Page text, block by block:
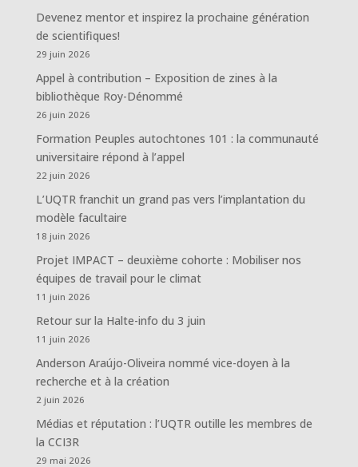
Devenez mentor et inspirez la prochaine génération
de scientifiques!
29 juin 2026
Appel à contribution – Exposition de zines à la
bibliothèque Roy-Dénommé
26 juin 2026
Formation Peuples autochtones 101 : la communauté
universitaire répond à l’appel
22 juin 2026
L’UQTR franchit un grand pas vers l’implantation du
modèle facultaire
18 juin 2026
Projet IMPACT – deuxième cohorte : Mobiliser nos
équipes de travail pour le climat
11 juin 2026
Retour sur la Halte-info du 3 juin
11 juin 2026
Anderson Araújo-Oliveira nommé vice-doyen à la
recherche et à la création
2 juin 2026
Médias et réputation : l’UQTR outille les membres de
la CCI3R
29 mai 2026